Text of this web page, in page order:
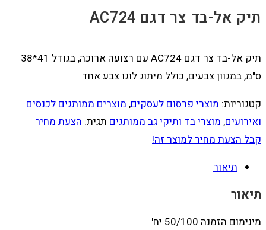
תיק אל-בד צר דגם AC724
תיק אל-בד צר דגם AC724 עם רצועה ארוכה, בגודל 41*38
ס"מ, במגוון צבעים, כולל מיתוג לוגו צבע אחד
קטגוריות: מוצרי פרסום לעסקים, מוצרים ממותגים לכנסים
ואירועים, מוצרי בד ותיקי גב ממותגים תגית: הצעת מחיר
קבל הצעת מחיר למוצר זה!
תיאור
תיאור
מינימום הזמנה 50/100 יח'